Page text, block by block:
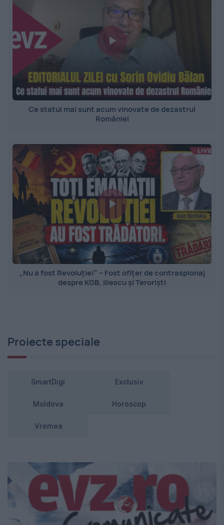
Ce statui mai sunt acum vinovate de dezastrul
României
„Nu a fost Revoluție!” – Fost ofițer de contraspionaj
despre KGB, Iliescu și Teroriști
Proiecte speciale
SmartDigi Exclusiv
Moldova Horoscop
Vremea